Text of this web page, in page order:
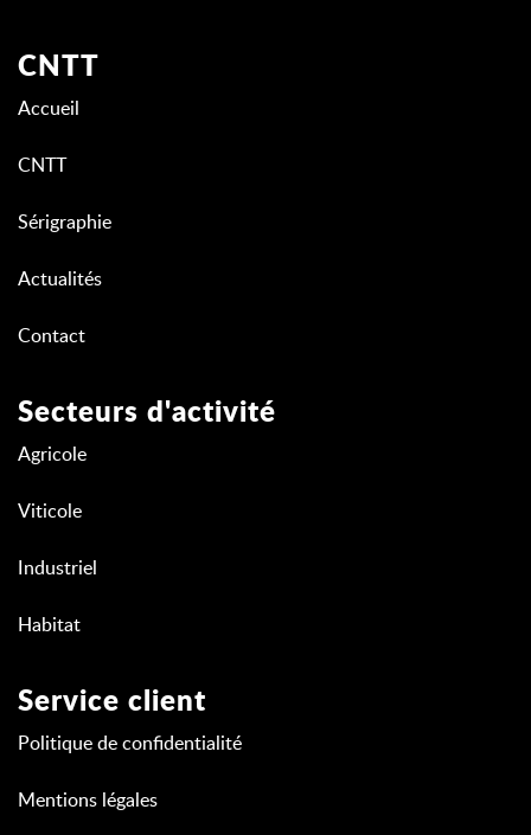
CNTT
Accueil
CNTT
Sérigraphie
Actualités
Contact
Secteurs d'activité
Agricole
Viticole
Industriel
Habitat
Service client
Politique de confidentialité
Mentions légales